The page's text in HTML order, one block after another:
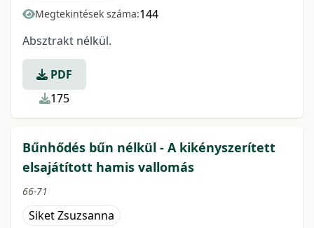
Megtekintések száma:144
Absztrakt nélkül.
PDF
175
Bűnhődés bűn nélkül - A kikényszerített
elsajátított hamis vallomás
66-71
Siket Zsuzsanna